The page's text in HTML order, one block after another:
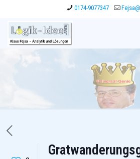
0174-9077347